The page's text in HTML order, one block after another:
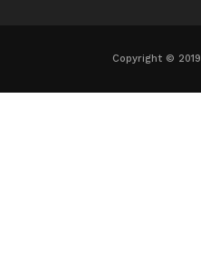
Copyright © 2019